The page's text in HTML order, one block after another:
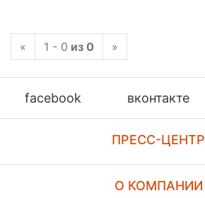
« 1 - 0 из 0 »
facebook вконтакте
ПРЕСС-ЦЕНТР
О КОМПАНИИ